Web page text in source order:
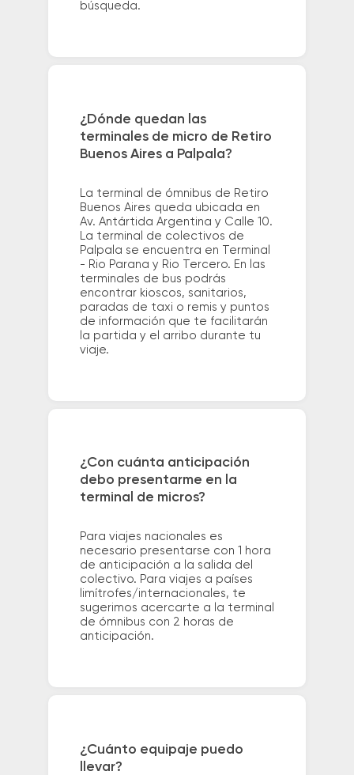
búsqueda.
¿Dónde quedan las
terminales de micro de Retiro
Buenos Aires a Palpala?
La terminal de ómnibus de Retiro
Buenos Aires queda ubicada en
Av. Antártida Argentina y Calle 10.
La terminal de colectivos de
Palpala se encuentra en Terminal
- Rio Parana y Rio Tercero. En las
terminales de bus podrás
encontrar kioscos, sanitarios,
paradas de taxi o remis y puntos
de información que te facilitarán
la partida y el arribo durante tu
viaje.
¿Con cuánta anticipación
debo presentarme en la
terminal de micros?
Para viajes nacionales es
necesario presentarse con 1 hora
de anticipación a la salida del
colectivo. Para viajes a países
limítrofes/internacionales, te
sugerimos acercarte a la terminal
de ómnibus con 2 horas de
anticipación.
¿Cuánto equipaje puedo
llevar?